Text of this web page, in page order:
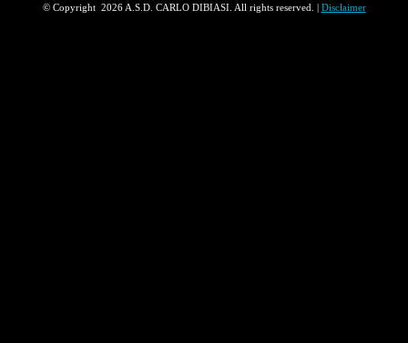
© Copyright 2026 A.S.D. CARLO DIBIASI. All rights reserved. | Disclaimer